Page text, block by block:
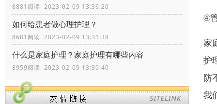
8881阅读 2023-02-09 13:36:20
如何给患者做心理护理？
8681阅读 2023-02-09 13:31:38
什么是家庭护理？家庭护理有哪些内容
8959阅读 2023-02-09 13:30:40
④
家
护
防
我